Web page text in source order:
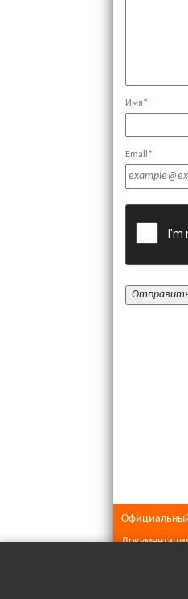
Имя*
Email *
При полном